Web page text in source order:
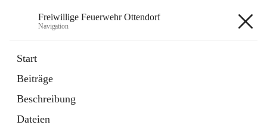
Freiwillige Feuerwehr Ottendorf
Navigation
Start
Beiträge
Beschreibung
Dateien